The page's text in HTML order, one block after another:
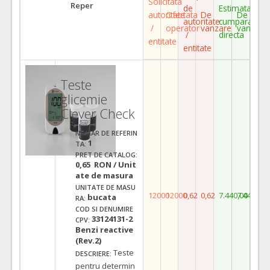
Reper
autoritate
/
entitate
Ofertata
operator
de
autoritate
/
entitate
De
vanzare
Estimata
cumparare
directa
De
vanzare
Teste
glicemie
Clever Check
NUMAR DE REFERIN
TA: 1
PRET DE CATALOG:
0,65 RON / Unit
ate de masura
UNITATE DE MASU
RA: bucata
COD SI DENUMIRE
CPV: 33124131-2
Benzi reactive
(Rev.2)
DESCRIERE: Teste
pentru determin
12000120000,62 0,62 7.440,007.440,00